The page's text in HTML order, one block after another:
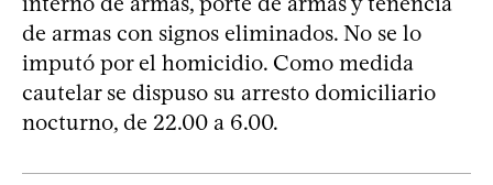
de armas con signos eliminados. No se lo
imputó por el homicidio. Como medida
cautelar se dispuso su arresto domiciliario
nocturno, de 22.00 a 6.00.